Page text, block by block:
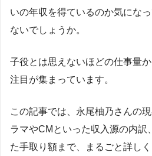
いの年収を得ているのか気にな
ないでしょうか。
子役とは思えないほどの仕事量
注目が集まっています。
この記事では、永尾柚乃さんの
ラマやCMといった収入源の内訳
た手取り額まで、まるごと詳しく